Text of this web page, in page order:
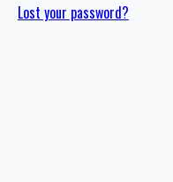
Lost your password?